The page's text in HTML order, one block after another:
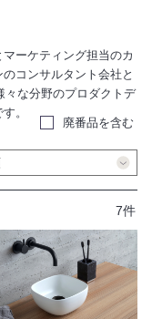
ーケティング担当のカ
コンサルタント会社と
々な分野のプロダクトデ
。
廃番品を含む
7件